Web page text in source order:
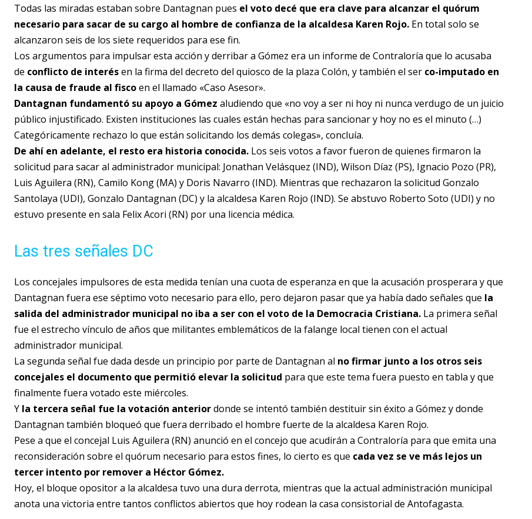
Todas las miradas estaban sobre Dantagnan pues el voto decé que era clave para alcanzar el quórum
necesario para sacar de su cargo al hombre de confianza de la alcaldesa Karen Rojo. En total solo se
alcanzaron seis de los siete requeridos para ese fin.
Los argumentos para impulsar esta acción y derribar a Gómez era un informe de Contraloría que lo acusaba
de conflicto de interésen la firma del decreto del quiosco de la plaza Colón, y también el ser co-imputado en
la causa de fraude al fiscoen el llamado «Caso Asesor».
Dantagnan fundamentó su apoyo a Gómez aludiendo que «no voy a ser ni hoy ni nunca verdugo de un juicio
público injustificado. Existen instituciones las cuales están hechas para sancionar y hoy no es el minuto (…)
Categóricamente rechazo lo que están solicitando los demás colegas», concluía.
De ahí en adelante, el resto era historia conocida. Los seis votos a favor fueron de quienes firmaron la
solicitud para sacar al administrador municipal: Jonathan Velásquez (IND), Wilson Díaz (PS), Ignacio Pozo (PR),
Luis Aguilera (RN), Camilo Kong (MA) y Doris Navarro (IND). Mientras que rechazaron la solicitud Gonzalo
Santolaya (UDI), Gonzalo Dantagnan (DC) y la alcaldesa Karen Rojo (IND). Se abstuvo Roberto Soto (UDI) y no
estuvo presente en sala Felix Acori (RN) por una licencia médica.
Las tres señales DC
Los concejales impulsores de esta medida tenían una cuota de esperanza en que la acusación prosperara y que
Dantagnan fuera ese séptimo voto necesario para ello, pero dejaron pasar que ya había dado señales que la
salida del administrador municipal no iba a ser con el voto de la Democracia Cristiana. La primera señal
fue el estrecho vínculo de años que militantes emblemáticos de la falange local tienen con el actual
administrador municipal.
La segunda señal fue dada desde un principio por parte de Dantagnan al no firmar junto a los otros seis
concejales el documento que permitió elevar la solicitud para que este tema fuera puesto en tabla y que
finalmente fuera votado este miércoles.
Y la tercera señal fue la votación anteriordonde se intentó también destituir sin éxito a Gómez y donde
Dantagnan también bloqueó que fuera derribado el hombre fuerte de la alcaldesa Karen Rojo.
Pese a que el concejal Luis Aguilera (RN) anunció en el concejo que acudirán a Contraloría para que emita una
reconsideración sobre el quórum necesario para estos fines, lo cierto es que cada vez se ve más lejos un
tercer intento por remover a Héctor Gómez.
Hoy, el bloque opositor a la alcaldesa tuvo una dura derrota, mientras que la actual administración municipal
anota una victoria entre tantos conflictos abiertos que hoy rodean la casa consistorial de Antofagasta.